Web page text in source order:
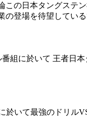
この日本タングステ
登場を待望してい
組に於いて 王者日
於いて最強のドリル